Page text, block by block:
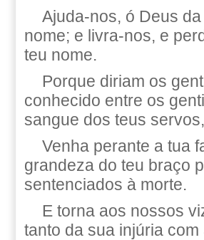
Ajuda-nos, ó Deus
nome; e livra-nos, e
teu nome.
Porque diriam os
conhecido entre os
sangue dos teus
Venha perante a tua
grandeza do teu braço
sentenciados à morte.
E torna aos nossos
tanto da sua injúria